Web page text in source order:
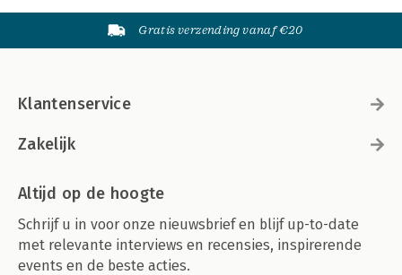
Gratis verzending vanaf €20
Klantenservice
Zakelijk
Altijd op de hoogte
Schrijf u in voor onze nieuwsbrief en blijf up-to-date
met relevante interviews en recensies, inspirerende
events en de beste acties.